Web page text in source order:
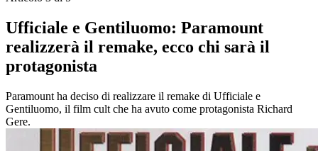
Ufficiale e Gentiluomo: Paramount
realizzerà il remake, ecco chi sarà il
protagonista
Paramount ha deciso di realizzare il remake di Ufficiale e
Gentiluomo, il film cult che ha avuto come protagonista Richard
Gere.